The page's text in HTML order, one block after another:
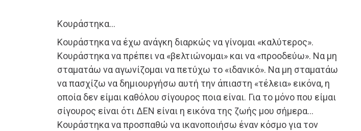
Κουράστηκα…
Κουράστηκα να έχω ανάγκη διαρκώς να γίνομαι «καλύτερος».
Κουράστηκα να πρέπει να «βελτιώνομαι» και να «προοδεύω». Να μη
σταματάω να αγωνίζομαι να πετύχω το «ιδανικό». Να μη σταματάω
να πασχίζω να δημιουργήσω αυτή την άπιαστη «τέλεια» εικόνα, η
οποία δεν είμαι καθόλου σίγουρος ποια είναι. Για το μόνο που είμαι
σίγουρος είναι ότι ΔΕΝ είναι η εικόνα της ζωής μου σήμερα…
Κουράστηκα να προσπαθώ να ικανοποιήσω έναν κόσμο για τον